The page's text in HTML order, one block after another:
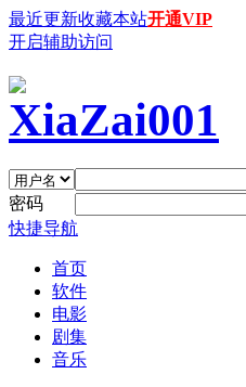
最近更新收藏本站开通VIP
开启辅助访问
密码
快捷导航
首页
软件
电影
剧集
音乐